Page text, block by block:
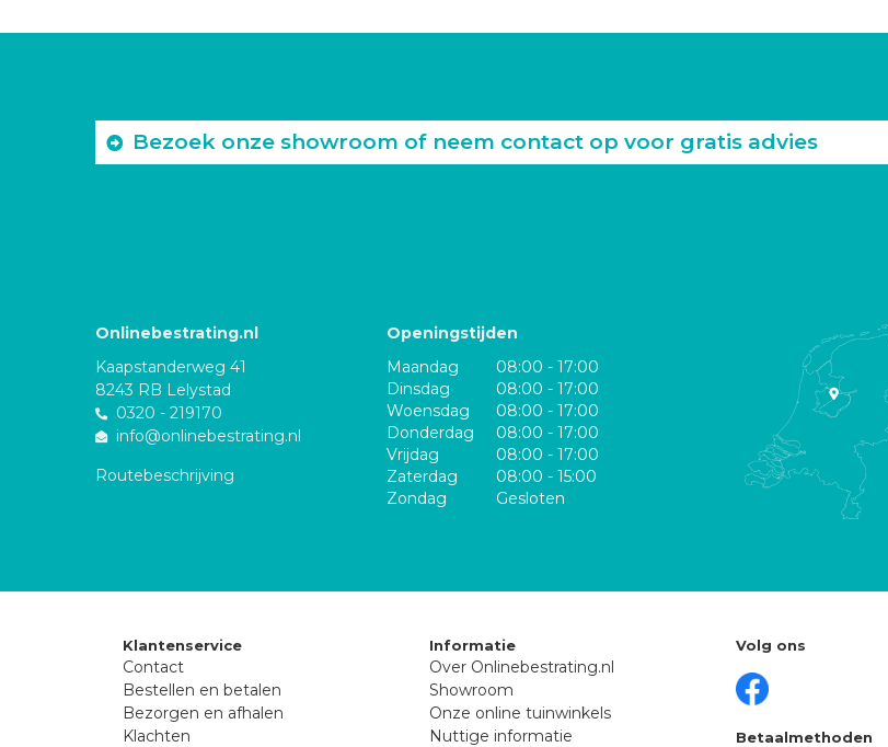
Bezoek onze showroom of neem contact op voor gratis advies
Onlinebestrating.nl
Kaapstanderweg 41
8243 RB Lelystad
0320 - 219170
info@onlinebestrating.nl
Routebeschrijving
Openingstijden
Maandag
08:00 - 17:00
Dinsdag
08:00 - 17:00
Woensdag
08:00 - 17:00
Donderdag
08:00 - 17:00
Vrijdag
08:00 - 17:00
Zaterdag
08:00 - 15:00
Zondag
Gesloten
Klantenservice
Contact
Bestellen en betalen
Bezorgen en afhalen
Klachten
Informatie
Over Onlinebestrating.nl
Showroom
Onze online tuinwinkels
Nuttige informatie
Volg ons
Betaalmethoden